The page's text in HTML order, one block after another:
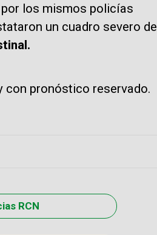
los mismos policías
un cuadro severo de
con pronóstico reservado.
RCN